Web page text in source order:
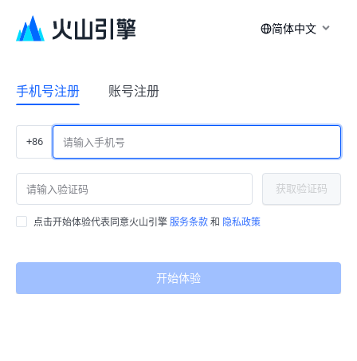
简体中文
手机号注册 账号注册
+86
获取验证码
点击开始体验代表同意火山引擎 服务条款 和 隐私政策
开始体验